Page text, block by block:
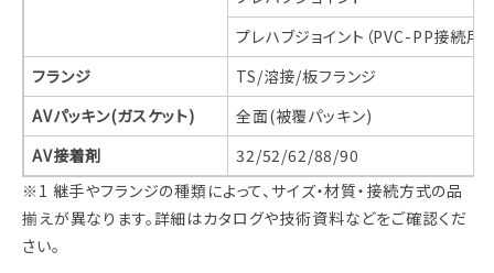
プレハブジョイント（PVC-PP接続用）
フランジ
TS/溶接/板フランジ
AVパッキン(ガスケット)
全面(被覆パッキン)
AV接着剤
32/52/62/88/90
※1 継手やフランジの種類によって、サイズ・材質・接続方式の品
揃えが異なります。詳細はカタログや技術資料などをご確認くだ
さい。